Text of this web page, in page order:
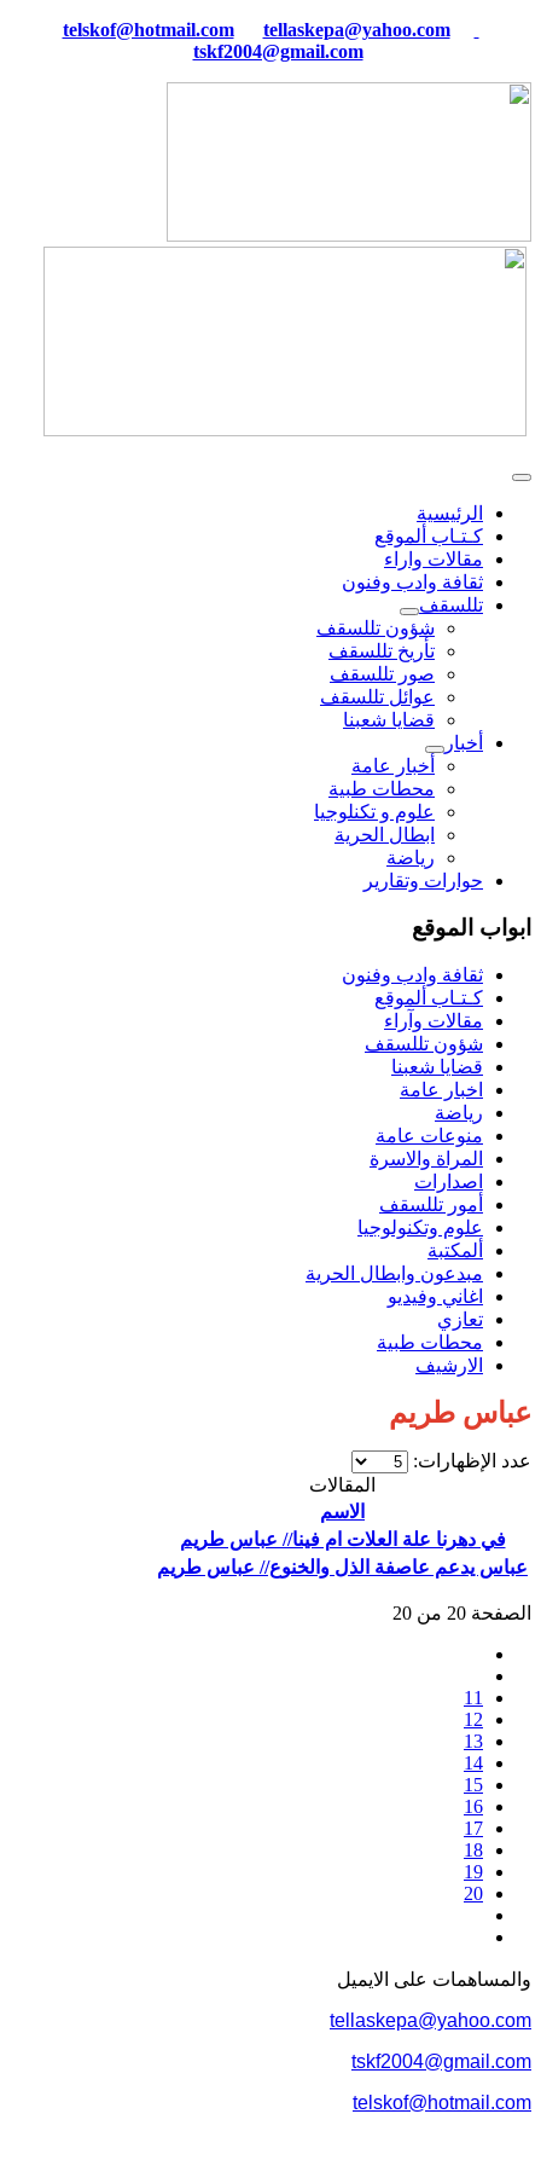
tellaskepa@yahoo.com
tskf2004@gmail.com
الرئيسية
كـتـاب ألموقع
مقالات واراء
ثقافة وادب وفنون
تللسقف
شؤون تللسقف
تأريخ تللسقف
صور تللسقف
عوائل تللسقف
قضايا شعبنا
أخبار
أخبار عامة
محطات طبية
علوم و تکنلوجیا
ابطال الحرية
رياضة
حوارات وتقارير
ابواب الموقع
ثقافة وادب وفنون
كـتـاب ألموقع
مقالات وآراء
شؤون تللسقف
قضايا شعبنا
اخبار عامة
رياضة
منوعات عامة
المراة والاسرة
اصدارات
أمور تللسقف
علوم وتكنولوجيا
ألمكتبة
مبدعون وابطال الحرية
اغاني وفيديو
تعازي
محطات طبية
الارشيف
عباس طريم
عدد الإظهارات:
المقالات
الاسم
في دهرنا علة العلات ام فينا// عباس طريم
عباس يدعم عاصفة الذل والخنوع// عباس طريم
الصفحة 20 من 20
11
12
13
14
15
16
17
18
19
20
والمساهمات علی الایمیل
tellaskepa@yahoo.com
tskf2004@gmail.com
telskof@hotmail.com